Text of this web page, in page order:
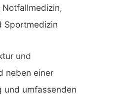
Sportmedizin
und
neben einer
und umfassenden